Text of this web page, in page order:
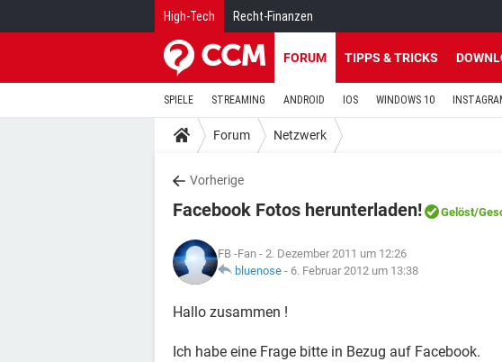
High-Tech Recht-Finanzen
FORUM TIPPS & TRICKS
SPIELE STREAMING ANDROID IOS WINDOWS 10
Forum Netzwerk
Vorherige
Facebook Fotos herunterladen! Gelöst/
FB -Fan - 2. Dezember 2011 um 12:26
bluenose - 6. Februar 2012 um 13:38
Hallo zusammen !
Ich habe eine Frage bitte in Bezug auf Facebook.